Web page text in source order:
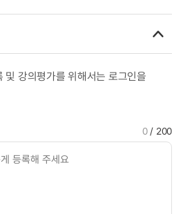
및 강의평가를 위해서는 로그인을
0/ 200